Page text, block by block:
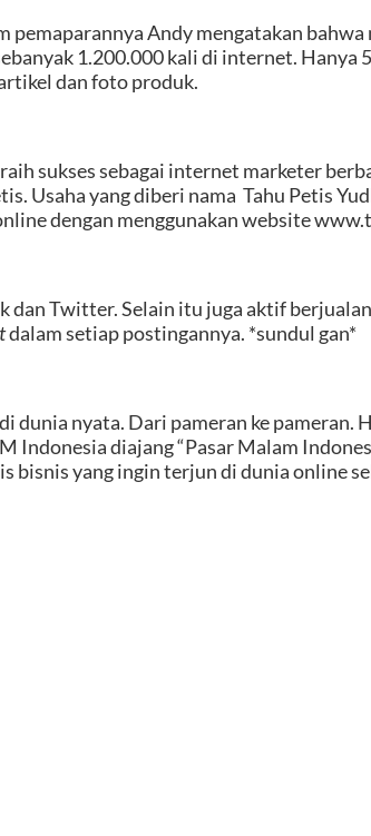
Andy mengatakan
1.200.000 kali di internet.
dan foto produk.
sukses sebagai internet marketer
Usaha yang diberi nama Tahu Petis
dengan menggunakan website
Twitter. Selain itu juga aktif
dalam setiap postingannya. *sundul gan*
nyata. Dari pameran ke
diajang “Pasar Malam
bisnis yang ingin terjun di dunia online